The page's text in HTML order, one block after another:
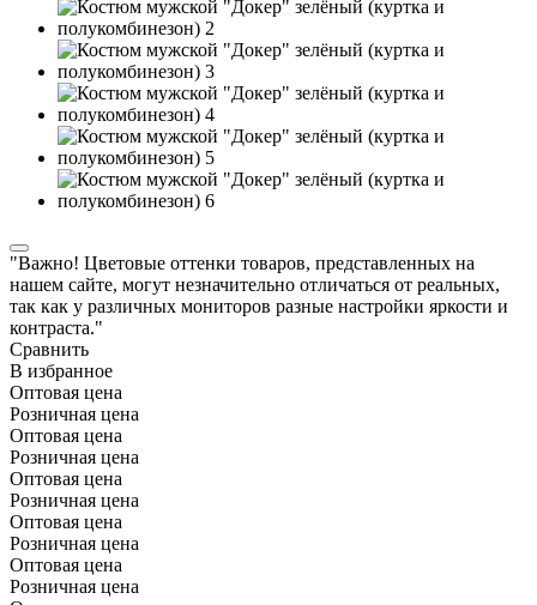
"Важно! Цветовые оттенки товаров, представленных на
нашем сайте, могут незначительно отличаться от реальных,
так как у различных мониторов разные настройки яркости и
контраста."
Сравнить
В избранное
Оптовая цена
Розничная цена
Оптовая цена
Розничная цена
Оптовая цена
Розничная цена
Оптовая цена
Розничная цена
Оптовая цена
Розничная цена